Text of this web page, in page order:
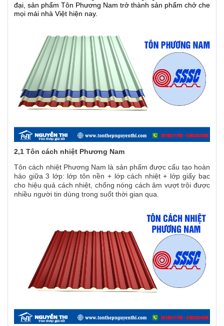
đại, sản phẩm Tôn Phương Nam trở thành sản phẩm chở che
mọi mái nhà Việt hiện nay.
2,1 Tôn cách nhiệt Phương Nam
Tôn cách nhiệt Phương Nam là sản phẩm được cấu tạo hoàn
hảo giữa 3 lớp: lớp tôn nền + lớp cách nhiệt + lớp giấy bạc
cho hiệu quả cách nhiệt, chống nóng cách âm vượt trội được
nhiều người tin dùng trong suốt thời gian qua.